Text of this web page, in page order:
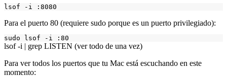
Para el puerto 80 (requiere sudo porque es un puerto privilegiado):
lsof -i | grep LISTEN (ver todo de una vez)
Para ver todos los puertos que tu Mac está escuchando en este
momento: